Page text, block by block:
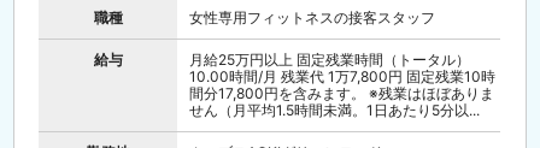
職種 女性専用フィットネスの接客スタッフ
給与
月給25万円以上 固定残業時間（トータル）
10.00時間/月 残業代 1万7,800円 固定残業10時
間分17,800円を含みます。 ※残業はほぼありま
せん（月平均1.5時間未満。1日あたり5分以...